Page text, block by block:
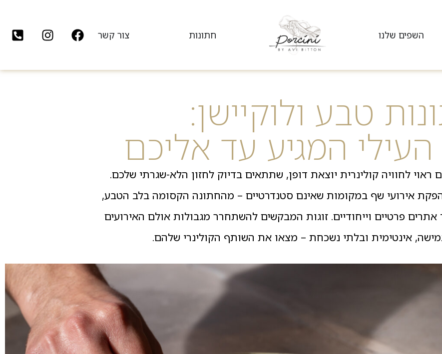
השפים שלנו
חתונות
צור קשר
טבע ולוקיישן:
המגיע עד אליכם
ראוי לחוויה קולינרית יוצאת דופן, שתתאים בדיוק לחזון הלא-שגרתי שלכם.
אירועי שף במקומות שאינם סטנדרטיים – מהחתונה הקסומה בלב הטבע,
אתרים פרטיים וייחודיים. זוגות המבקשים להשתחרר מגבולות אולם האירועים
אינטימית ובלתי נשכחת – מצאו את השותף הקולינרי שלהם.